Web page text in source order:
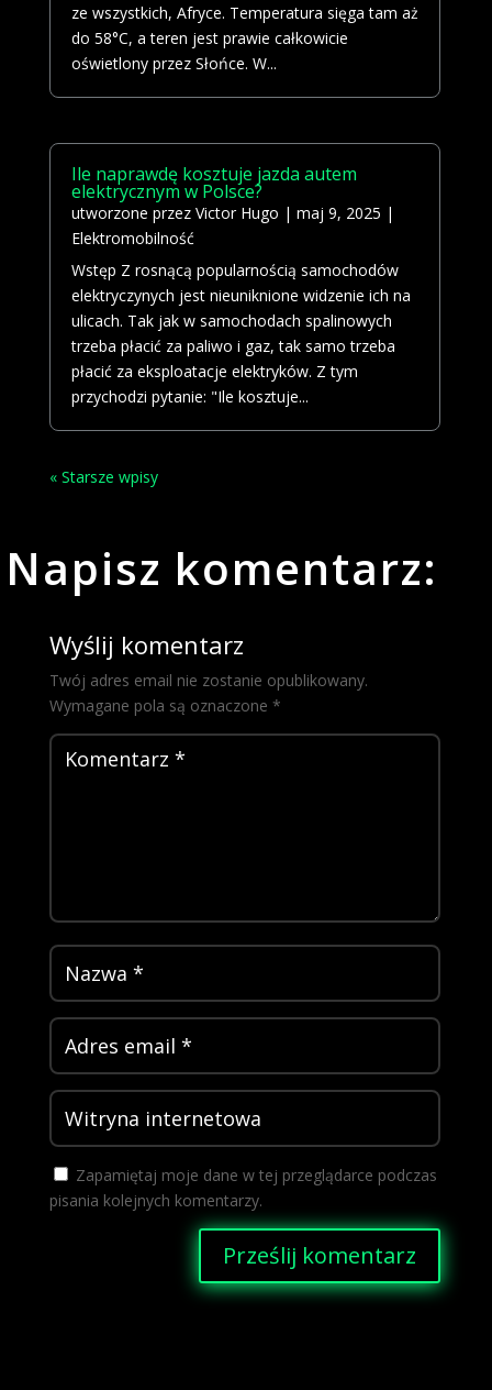
ze wszystkich, Afryce. Temperatura sięga tam aż
do 58°C, a teren jest prawie całkowicie
oświetlony przez Słońce. W...
Ile naprawdę kosztuje jazda autem
elektrycznym w Polsce?
utworzone przez Victor Hugo | maj 9, 2025 |
Elektromobilność
Wstęp Z rosnącą popularnością samochodów
elektryczynych jest nieuniknione widzenie ich na
ulicach. Tak jak w samochodach spalinowych
trzeba płacić za paliwo i gaz, tak samo trzeba
płacić za eksploatacje elektryków. Z tym
przychodzi pytanie: "Ile kosztuje...
« Starsze wpisy
Napisz komentarz:
Wyślij komentarz
Twój adres email nie zostanie opublikowany.
Wymagane pola są oznaczone *
Zapamiętaj moje dane w tej przeglądarce podczas
pisania kolejnych komentarzy.
Prześlij komentarz